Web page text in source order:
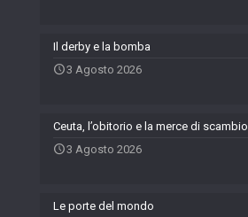
Il derby e la bomba
3 Agosto 2026
Ceuta, l’obitorio e la merce di scambio
3 Agosto 2026
Le porte del mondo